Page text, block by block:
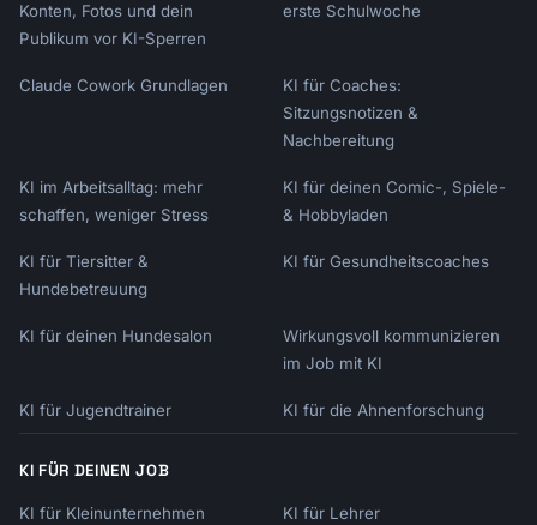
Konten, Fotos und dein
Publikum vor KI-Sperren
erste Schulwoche
Claude Cowork Grundlagen
KI für Coaches:
Sitzungsnotizen &
Nachbereitung
KI im Arbeitsalltag: mehr
schaffen, weniger Stress
KI für deinen Comic-, Spiele-
& Hobbyladen
KI für Tiersitter &
Hundebetreuung
KI für Gesundheitscoaches
KI für deinen Hundesalon
Wirkungsvoll kommunizieren
im Job mit KI
KI für Jugendtrainer KI für die Ahnenforschung
KI FÜR DEINEN JOB
KI für Kleinunternehmen KI für Lehrer